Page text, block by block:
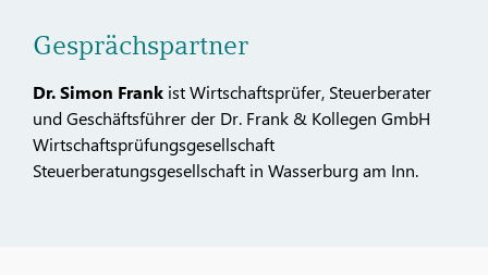
Gesprächspartner
Dr. Simon Frank ist Wirtschaftsprüfer, Steuerberater
und Geschäftsführer der Dr. Frank & Kollegen GmbH
Wirtschaftsprüfungsgesellschaft
Steuerberatungsgesellschaft in Wasserburg am Inn.